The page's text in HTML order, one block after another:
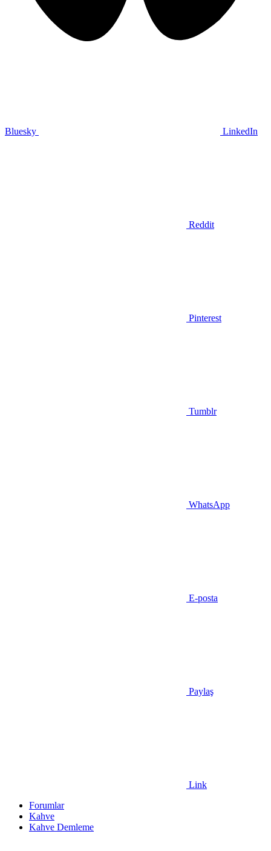
Bluesky LinkedIn
Reddit
Pinterest
Tumblr
WhatsApp
E-posta
Paylaş
Link
Forumlar
Kahve
Kahve Demleme